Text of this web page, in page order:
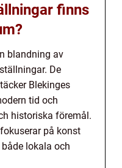
finns
blandning av
De
Blekinges
tid och
historiska föremål.
på konst
lokala och